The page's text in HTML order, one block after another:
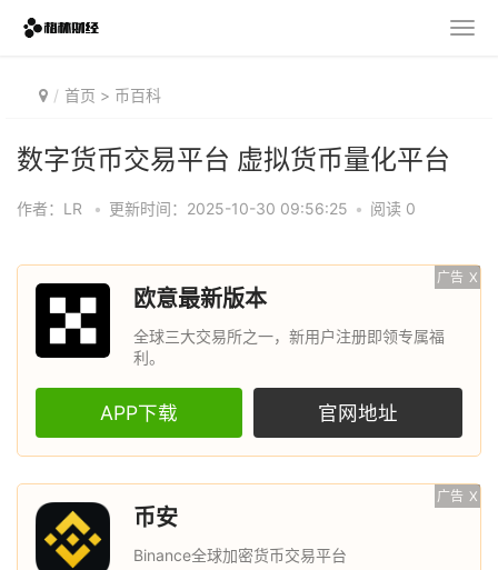
首页 > 币百科
数字货币交易平台 虚拟货币量化平台
作者：LR • 更新时间：2025-10-30 09:56:25 • 阅读 0
广告 X
欧意最新版本
全球三大交易所之一，新用户注册即领专属福
利。
APP下载 官网地址
广告 X
币安
Binance全球加密货币交易平台